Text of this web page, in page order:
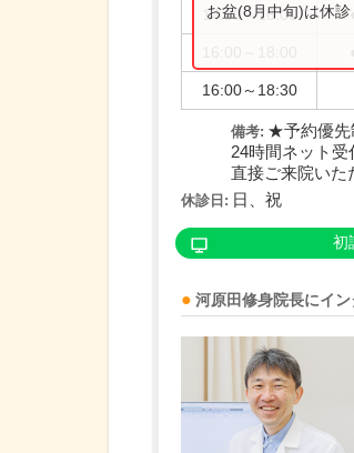
14:00～16:00
16:00～18:30
お盆(8月中旬)は休
備考: ★予約優
24時間ネット受
直接ご来院いた
休診日: 日、祝
初
河原田修身院長にイ